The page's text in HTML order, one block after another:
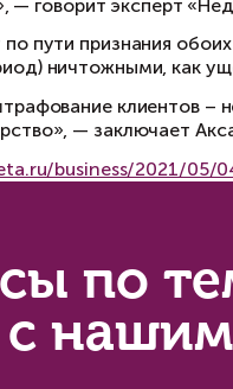
на сторону
улучшилась
письмо
наиболее
11 пункта 5
называемых